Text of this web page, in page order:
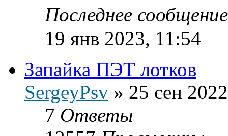
Последнее
19 янв 2023, 11:54
Запайка ПЭТ лотков
SergeyPsv » 25 сен
7 Ответы